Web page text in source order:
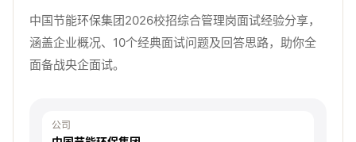
中国节能环保集团2026校招综合管理岗面试经验分享，
涵盖企业概况、10个经典面试问题及回答思路，助你全
面备战央企面试。
公司